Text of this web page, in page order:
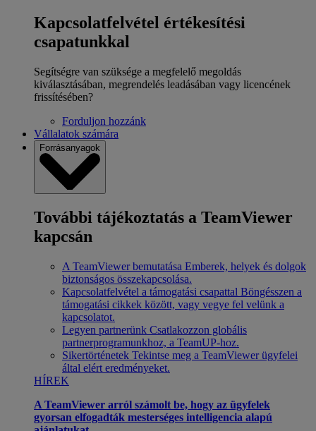
Kapcsolatfelvétel értékesítési
csapatunkkal
Segítségre van szüksége a megfelelő megoldás
kiválasztásában, megrendelés leadásában vagy licencének
frissítésében?
Forduljon hozzánk
Vállalatok számára
Forrásanyagok
További tájékoztatás a TeamViewer
kapcsán
A TeamViewer bemutatása Emberek, helyek és dolgok
biztonságos összekapcsolása.
Kapcsolatfelvétel a támogatási csapattal Böngésszen a
támogatási cikkek között, vagy vegye fel velünk a
kapcsolatot.
Legyen partnerünk Csatlakozzon globális
partnerprogramunkhoz, a TeamUP-hoz.
Sikertörténetek Tekintse meg a TeamViewer ügyfelei
által elért eredményeket.
HÍREK
A TeamViewer arról számolt be, hogy az ügyfelek
gyorsan elfogadták mesterséges intelligencia alapú